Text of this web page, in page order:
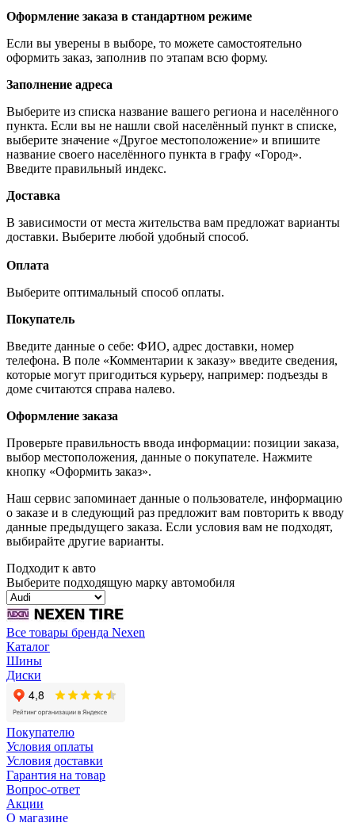
Оформление заказа в стандартном режиме
Если вы уверены в выборе, то можете самостоятельно
оформить заказ, заполнив по этапам всю форму.
Заполнение адреса
Выберите из списка название вашего региона и населённого
пункта. Если вы не нашли свой населённый пункт в списке,
выберите значение «Другое местоположение» и впишите
название своего населённого пункта в графу «Город».
Введите правильный индекс.
Доставка
В зависимости от места жительства вам предложат варианты
доставки. Выберите любой удобный способ.
Оплата
Выберите оптимальный способ оплаты.
Покупатель
Введите данные о себе: ФИО, адрес доставки, номер
телефона. В поле «Комментарии к заказу» введите сведения,
которые могут пригодиться курьеру, например: подъезды в
доме считаются справа налево.
Оформление заказа
Проверьте правильность ввода информации: позиции заказа,
выбор местоположения, данные о покупателе. Нажмите
кнопку «Оформить заказ».
Наш сервис запоминает данные о пользователе, информацию
о заказе и в следующий раз предложит вам повторить к вводу
данные предыдущего заказа. Если условия вам не подходят,
выбирайте другие варианты.
Подходит к авто
Выберите подходящую марку автомобиля
Все товары бренда Nexen
Каталог
Шины
Диски
Покупателю
Условия оплаты
Условия доставки
Гарантия на товар
Вопрос-ответ
Акции
О магазине